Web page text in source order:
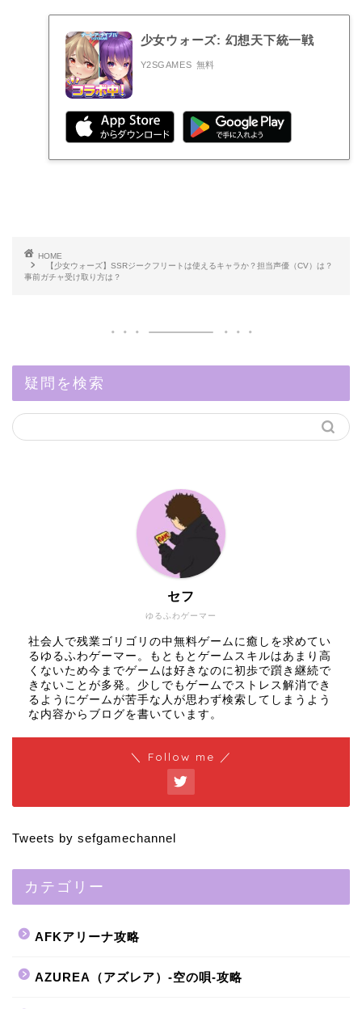
少女ウォーズ: 幻想天下統一戦
Y2SGAMES 無料
HOME
【少女ウォーズ】SSRジークフリートは使えるキャラか？担当声優（CV）は？
事前ガチャ受け取り方は？
疑問を検索
ゆるふわゲーマー
セフ
社会人で残業ゴリゴリの中無料ゲームに癒しを求めてい
るゆるふわゲーマー。もともとゲームスキルはあまり高
くないため今までゲームは好きなのに初歩で躓き継続で
きないことが多発。少しでもゲームでストレス解消でき
るようにゲームが苦手な人が思わず検索してしまうよう
な内容からブログを書いています。
＼ Follow me ／
Tweets by sefgamechannel
カテゴリー
AFKアリーナ攻略
AZUREA（アズレア）-空の唄-攻略